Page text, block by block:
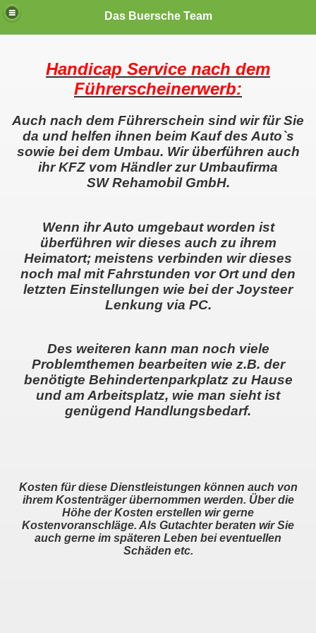
Das Buersche Team
Handicap Service nach dem
Führerscheinerwerb:
Auch nach dem Führerschein sind wir für Sie
da und helfen ihnen beim Kauf des Auto`s
sowie bei dem Umbau. Wir überführen auch
ihr KFZ vom Händler zur Umbaufirma
SW Rehamobil GmbH.
Wenn ihr Auto umgebaut worden ist
überführen wir dieses auch zu ihrem
Heimatort; meistens verbinden wir dieses
noch mal mit Fahrstunden vor Ort und den
letzten Einstellungen wie bei der Joysteer
Lenkung via PC.
Des weiteren kann man noch viele
Problemthemen bearbeiten wie z.B. der
benötigte Behindertenparkplatz zu Hause
und am Arbeitsplatz, wie man sieht ist
genügend Handlungsbedarf.
Kosten für diese Dienstleistungen können auch von
ihrem Kostenträger übernommen werden. Über die
Höhe der Kosten erstellen wir gerne
Kostenvoranschläge. Als Gutachter beraten wir Sie
auch gerne im späteren Leben bei eventuellen
Schäden etc.
2024
2.0(NEW)
590 FR First Edition
Problemen